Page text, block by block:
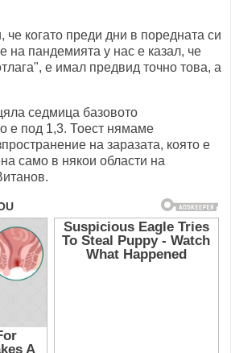
че когато преди дни в поредната си
на пандемията у нас е казал, че
е имал предвид точно това, а
седмица базовото
е под 1,3. Тоест нямаме
на заразата, която е
само в някои области на